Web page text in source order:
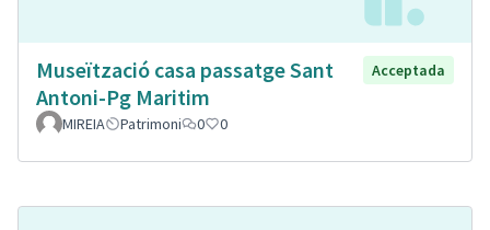
Museïtzació casa passatge Sant
Antoni-Pg Maritim
Acceptada
MIREIA Patrimoni 0 0